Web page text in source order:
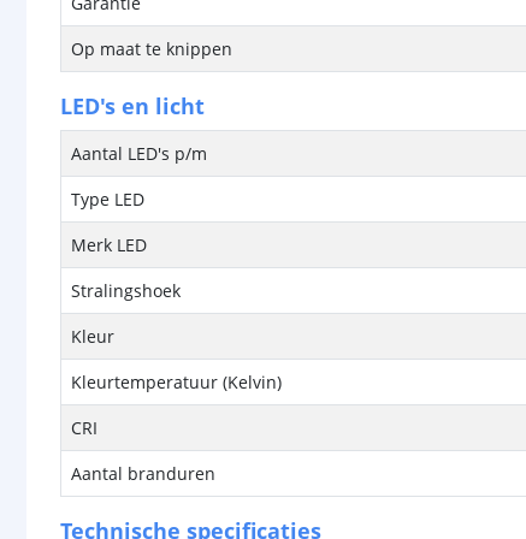
Op maat te knippen
LED's en licht
Aantal LED's p/m
Type LED
Merk LED
Stralingshoek
Kleur
Kleurtemperatuur (Kelvin)
CRI
Aantal branduren
Technische specificaties